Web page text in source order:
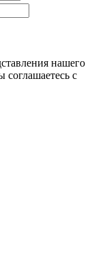
нашего
соглашаетесь с